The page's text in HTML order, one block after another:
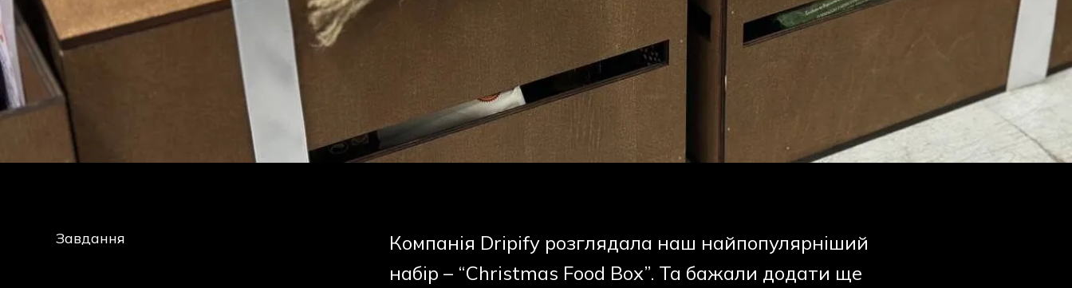
Завдання
Компанія Dripify розглядала наш найпопулярніший
набір – “Christmas Food Box”. Та бажали додати ще